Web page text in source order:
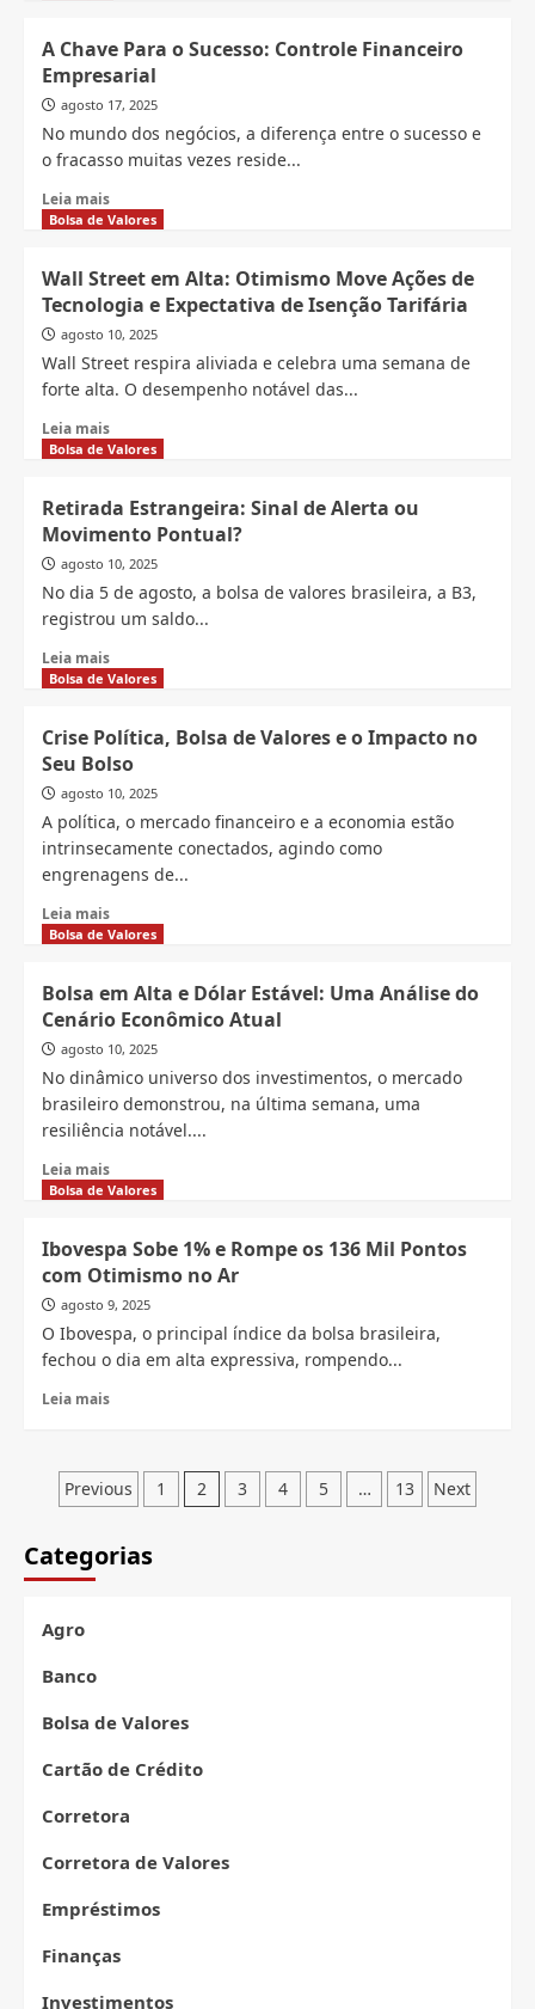
que
sua
empresa
de
um
com
Garantia
de
Veículo
Transformar
Carro
A Chave Para o Sucesso: Controle Financeiro
Empresarial
agosto 17, 2025
No mundo dos negócios, a diferença entre o sucesso e
o fracasso muitas vezes reside...
Leia mais
more
Chave
Para
o
Sucesso:
Controle
Financeiro
Bolsa de Valores
Wall Street em Alta: Otimismo Move Ações de
Tecnologia e Expectativa de Isenção Tarifária
agosto 10, 2025
Wall Street respira aliviada e celebra uma semana de
forte alta. O desempenho notável das...
Leia mais
more
Street
em
Alta:
Otimismo
Ações
Tecnologia
de
Isenção
Tarifária
Bolsa de Valores
Retirada Estrangeira: Sinal de Alerta ou
Movimento Pontual?
agosto 10, 2025
No dia 5 de agosto, a bolsa de valores brasileira, a B3,
registrou um saldo...
Leia mais
more
Estrangeira:
Sinal
de
ou
Movimento
Pontual?
Bolsa de Valores
Crise Política, Bolsa de Valores e o Impacto no
Seu Bolso
agosto 10, 2025
A política, o mercado financeiro e a economia estão
intrinsecamente conectados, agindo como
engrenagens de...
Leia mais
more
Política,
Bolsa
de
Valores
o
Impacto
Seu
Bolso
Bolsa de Valores
Bolsa em Alta e Dólar Estável: Uma Análise do
Cenário Econômico Atual
agosto 10, 2025
No dinâmico universo dos investimentos, o mercado
brasileiro demonstrou, na última semana, uma
resiliência notável....
Leia mais
more
em
Alta
e
Estável:
Uma
Atual
Bolsa de Valores
Ibovespa Sobe 1% e Rompe os 136 Mil Pontos
com Otimismo no Ar
agosto 9, 2025
O Ibovespa, o principal índice da bolsa brasileira,
fechou o dia em alta expressiva, rompendo...
Leia mais
Sobe
1%
Rompe
Ar
Paginação
posts
Previous 1 2 3 4 5 … 13 Next
Categorias
Agro
Banco
Bolsa de Valores
Cartão de Crédito
Corretora
Corretora de Valores
Empréstimos
Finanças
Investimentos